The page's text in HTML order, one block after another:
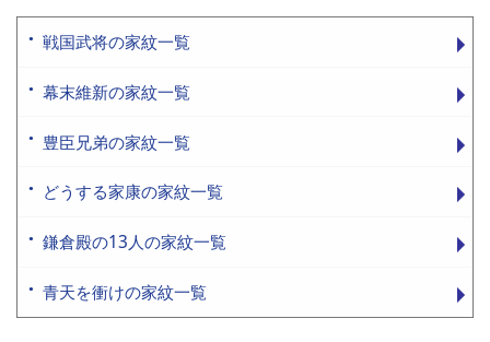
戦国武将の家紋一覧
幕末維新の家紋一覧
豊臣兄弟の家紋一覧
どうする家康の家紋一覧
鎌倉殿の13人の家紋一覧
青天を衝けの家紋一覧